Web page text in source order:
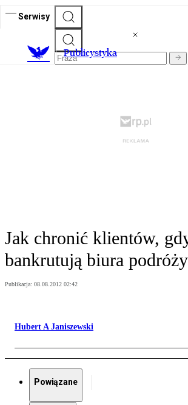
Serwisy
Publicystyka
Jak chronić klientów,
bankrutują biura podróży
Publikacja: 08.08.2012 02:42
Hubert A Janiszewski
Powiązane